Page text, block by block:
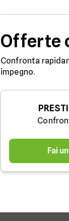
Offerte
Confronta
impegno.
Fai